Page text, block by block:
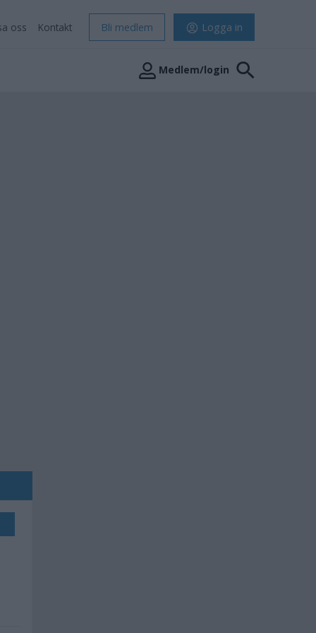
oss Kontakt Bli medlem Logga in
Medlem/login